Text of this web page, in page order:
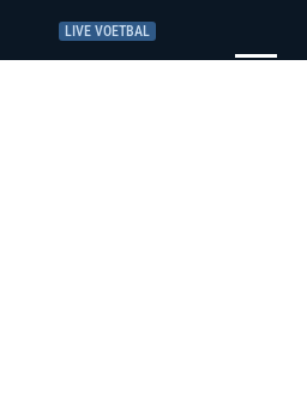
LIVE VOETBAL